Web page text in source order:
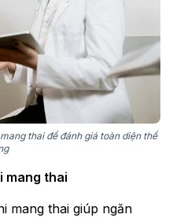
thai để đánh giá toàn diện thể
mang thai
mang thai giúp ngăn